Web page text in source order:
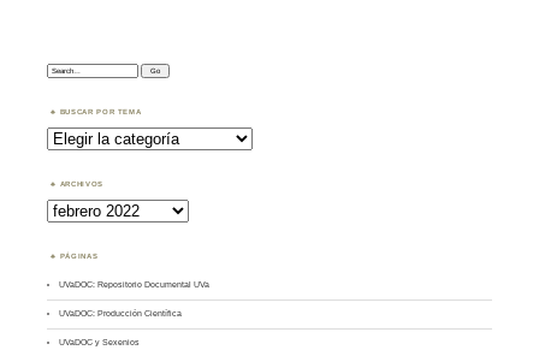
Search:
BUSCAR POR TEMA
Buscar
por
Tema
ARCHIVOS
Archivos
PÁGINAS
UVaDOC: Repositorio Documental UVa
UVaDOC: Producción Científica
UVaDOC y Sexenios